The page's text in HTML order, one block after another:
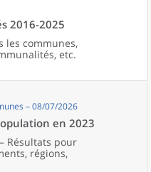
2016-2025
les communes,
etc.
– 08/07/2026
en 2023
Résultats pour
régions,